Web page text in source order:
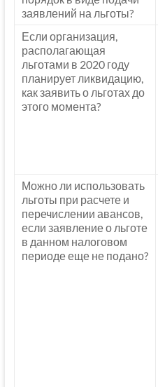
заявлений на льготы?
Если организация,
располагающая
льготами в 2020 году
планирует ликвидацию,
как заявить о льготах до
этого момента?
Можно ли использовать
льготы при расчете и
перечислении авансов,
если заявление о льготе
в данном налоговом
периоде еще не подано?